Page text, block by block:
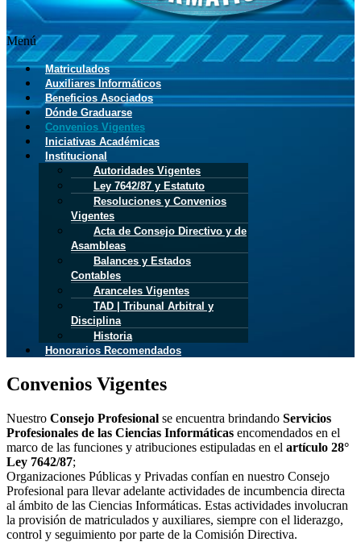
Menú
Matriculados
Auxiliares Informáticos
Beneficios Asociados
Dónde Graduarse
Convenios Vigentes
Iniciativas Académicas
Institucional
Autoridades Vigentes
Ley 7642/87 y Estatuto
Resoluciones y Convenios
Vigentes
Acta de Consejo Directivo y de
Asambleas
Balances y Estados
Contables
Aranceles Vigentes
TAD | Tribunal Arbitral y
Disciplina
Historia
Honorarios Recomendados
Convenios Vigentes
Nuestro Consejo Profesional se encuentra brindando Servicios
Profesionales de las Ciencias Informáticas encomendados en el
marco de las funciones y atribuciones estipuladas en el artículo 28°
Ley 7642/87;
Organizaciones Públicas y Privadas confían en nuestro Consejo
Profesional para llevar adelante actividades de incumbencia directa
al ámbito de las Ciencias Informáticas. Estas actividades involucran
la provisión de matriculados y auxiliares, siempre con el liderazgo,
control y seguimiento por parte de la Comisión Directiva.